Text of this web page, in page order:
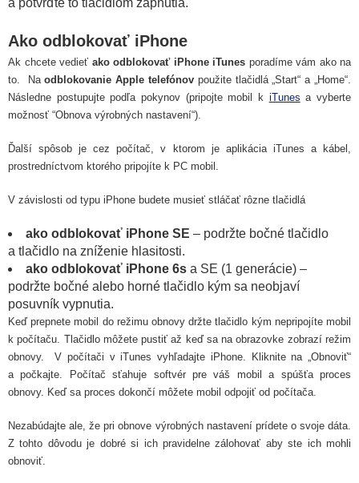
a potvrďte to tlačidlom zapnutia.
Ako odblokovať iPhone
Ak chcete vedieť ako odblokovať iPhone iTunes poradíme vám ako na
to. Naodblokovanie Apple telefónov použite tlačidlá „Start“ a „Home“.
Následne postupujte podľa pokynov (pripojte mobil k iTunes a vyberte
možnosť “Obnova výrobných nastavení“).
Ďalší spôsob je cez počítač, v ktorom je aplikácia iTunes a kábel,
prostredníctvom ktorého pripojíte k PC mobil.
V závislosti od typu iPhone budete musieť stláčať rôzne tlačidlá
ako odblokovať iPhone SE – podržte bočné tlačidlo
a tlačidlo na zníženie hlasitosti.
ako odblokovať iPhone 6s a SE (1 generácie) –
podržte bočné alebo horné tlačidlo kým sa neobjaví
posuvník vypnutia.
Keď prepnete mobil do režimu obnovy držte tlačidlo kým nepripojíte mobil
k počítaču. Tlačidlo môžete pustiť až keď sa na obrazovke zobrazí režim
obnovy. V počítači v iTunes vyhľadajte iPhone. Kliknite na „Obnoviť“
a počkajte. Počítač sťahuje softvér pre váš mobil a spúšťa proces
obnovy. Keď sa proces dokončí môžete mobil odpojiť od počítača.
Nezabúdajte ale, že pri obnove výrobných nastavení prídete o svoje dáta.
Z tohto dôvodu je dobré si ich pravidelne zálohovať aby ste ich mohli
obnoviť.